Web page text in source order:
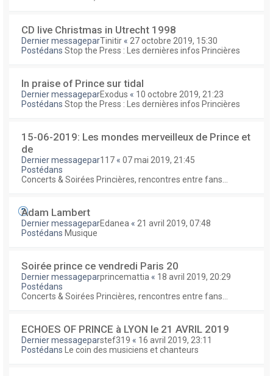
CD live Christmas in Utrecht 1998
Dernier messageparTinitir « 27 octobre 2019, 15:30
Postédans Stop the Press : Les dernières infos Princières
In praise of Prince sur tidal
Dernier messageparExodus « 10 octobre 2019, 21:23
Postédans Stop the Press : Les dernières infos Princières
15-06-2019: Les mondes merveilleux de Prince et
de
Dernier messagepar117 « 07 mai 2019, 21:45
Postédans
Concerts & Soirées Princières, rencontres entre fans...
Adam Lambert
Dernier messageparEdanea « 21 avril 2019, 07:48
Postédans Musique
Soirée prince ce vendredi Paris 20
Dernier messageparprincemattia « 18 avril 2019, 20:29
Postédans
Concerts & Soirées Princières, rencontres entre fans...
ECHOES OF PRINCE à LYON le 21 AVRIL 2019
Dernier messageparstef319 « 16 avril 2019, 23:11
Postédans
Le coin des musiciens et chanteurs